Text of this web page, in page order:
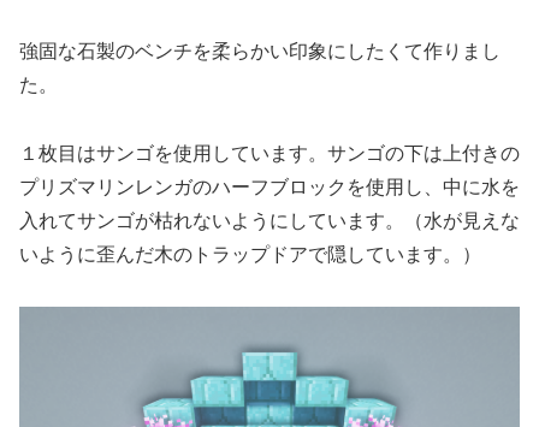
強固な石製のベンチを柔らかい印象にしたくて作りまし
た。
１枚目はサンゴを使用しています。サンゴの下は上付きの
プリズマリンレンガのハーフブロックを使用し、中に水を
入れてサンゴが枯れないようにしています。（水が見えな
いように歪んだ木のトラップドアで隠しています。）